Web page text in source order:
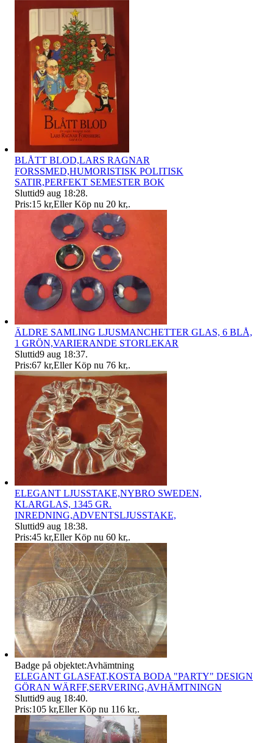
BLÅTT BLOD,LARS RAGNAR
FORSSMED,HUMORISTISK POLITISK
SATIR,PERFEKT SEMESTER BOK
Sluttid9 aug 18:28.
Pris:15 kr,Eller Köp nu 20 kr,.
ÄLDRE SAMLING LJUSMANCHETTER GLAS, 6 BLÅ,
1 GRÖN,VARIERANDE STORLEKAR
Sluttid9 aug 18:37.
Pris:67 kr,Eller Köp nu 76 kr,.
ELEGANT LJUSSTAKE,NYBRO SWEDEN,
KLARGLAS, 1345 GR.
INREDNING,ADVENTSLJUSSTAKE,
Sluttid9 aug 18:38.
Pris:45 kr,Eller Köp nu 60 kr,.
Badge på objektet:Avhämtning
ELEGANT GLASFAT,KOSTA BODA "PARTY" DESIGN
GÖRAN WÄRFF,SERVERING,AVHÄMTNINGN
Sluttid9 aug 18:40.
Pris:105 kr,Eller Köp nu 116 kr,.